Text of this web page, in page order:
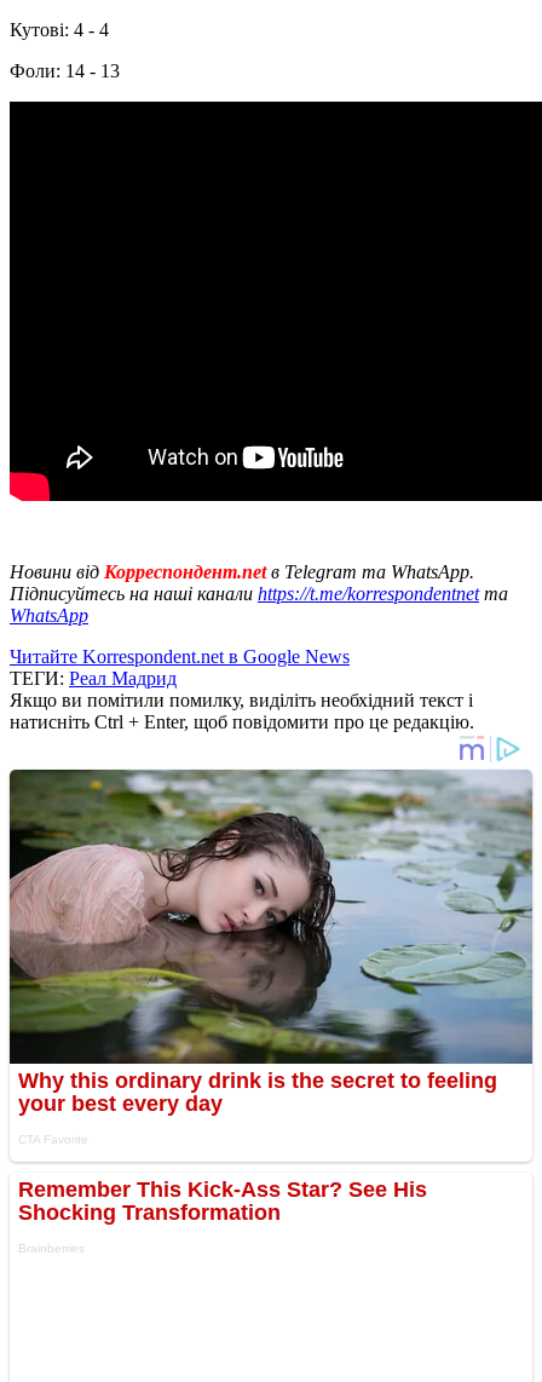
Кутові: 4 - 4
Фоли: 14 - 13
Новини від Корреспондент.netв Telegram та WhatsApp.
Підписуйтесь на наші канали https://t.me/korrespondentnetта
WhatsApp
Читайте Korrespondent.net в Google News
ТЕГИ: Реал Мадрид
Якщо ви помітили помилку, виділіть необхідний текст і
натисніть Ctrl + Enter, щоб повідомити про це редакцію.